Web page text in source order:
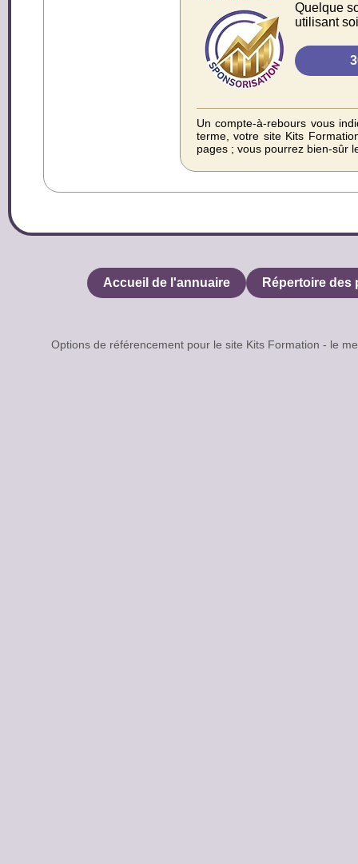
Quelque
utilisant
Un compte-à-rebours vous
terme, votre site Kits
pages ; vous pourrez bien-sûr
Accueil de l'annuaire Répertoire
Options de référencement pour le site Kits Formation - le